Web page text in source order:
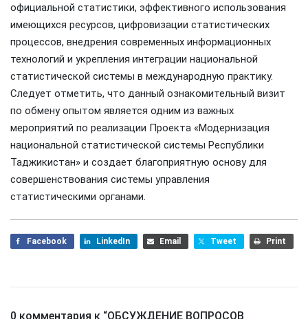
официальной статистики, эффективного использования
имеющихся ресурсов, цифровизации статистических
процессов, внедрения современных информационных
технологий и укрепления интеграции национальной
статистической системы в международную практику.
Следует отметить, что данный ознакомительный визит
по обмену опытом является одним из важных
мероприятий по реализации Проекта «Модернизация
национальной статистической системы Республики
Таджикистан» и создает благоприятную основу для
совершенствования системы управления
статистическими органами.
Facebook LinkedIn Email Tweet Print
0 комментария к “ОБСУЖДЕНИЕ ВОПРОСОВ